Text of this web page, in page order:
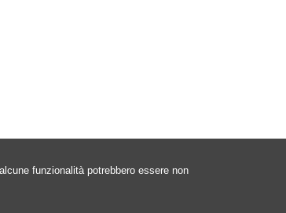
funzionalità potrebbero essere non